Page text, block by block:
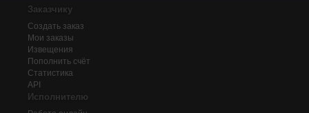
Заказчику
Создать заказ
Мои заказы
Извещения
Пополнить счёт
Статистика
API
Исполнителю